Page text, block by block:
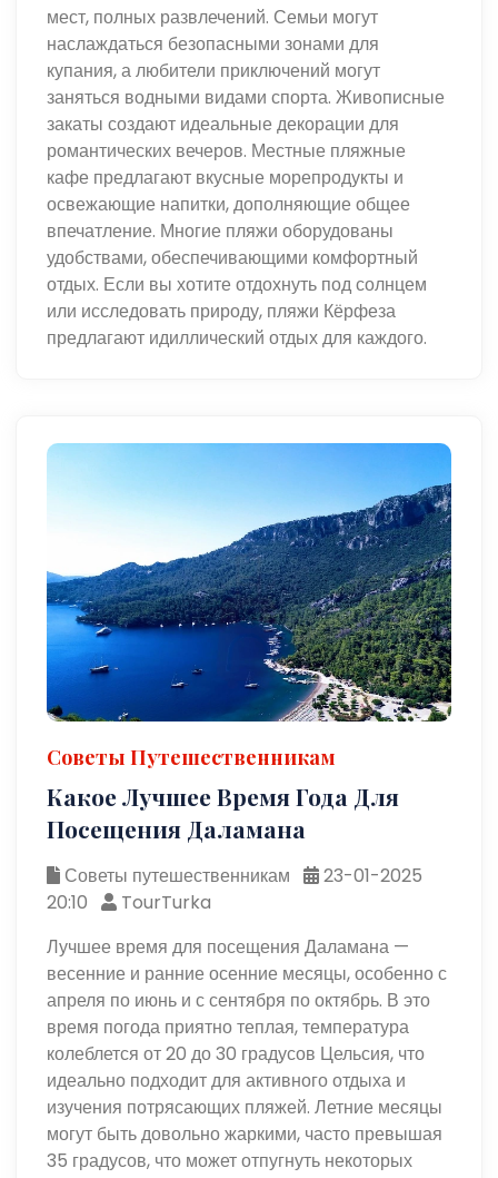
мест, полных развлечений. Семьи могут
наслаждаться безопасными зонами для
купания, а любители приключений могут
заняться водными видами спорта. Живописные
закаты создают идеальные декорации для
романтических вечеров. Местные пляжные
кафе предлагают вкусные морепродукты и
освежающие напитки, дополняющие общее
впечатление. Многие пляжи оборудованы
удобствами, обеспечивающими комфортный
отдых. Если вы хотите отдохнуть под солнцем
или исследовать природу, пляжи Кёрфеза
предлагают идиллический отдых для каждого.
Советы Путешественникам
Какое Лучшее Время Года Для
Посещения Даламана
Советы путешественникам
23-01-2025
20:10
TourTurka
Лучшее время для посещения Даламана —
весенние и ранние осенние месяцы, особенно с
апреля по июнь и с сентября по октябрь. В это
время погода приятно теплая, температура
колеблется от 20 до 30 градусов Цельсия, что
идеально подходит для активного отдыха и
изучения потрясающих пляжей. Летние месяцы
могут быть довольно жаркими, часто превышая
35 градусов, что может отпугнуть некоторых